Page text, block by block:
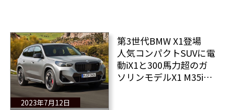
2023年7月12日
第3世代BMW X1登場
人気コンパクトSUVに電
動iX1と300馬力超のガ
ソリンモデルX1 M35iを